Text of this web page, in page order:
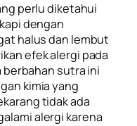
perlu diketahui
dengan
halus dan lembut
efek alergi pada
berbahan sutra ini
kimia yang
tidak ada
alergi karena